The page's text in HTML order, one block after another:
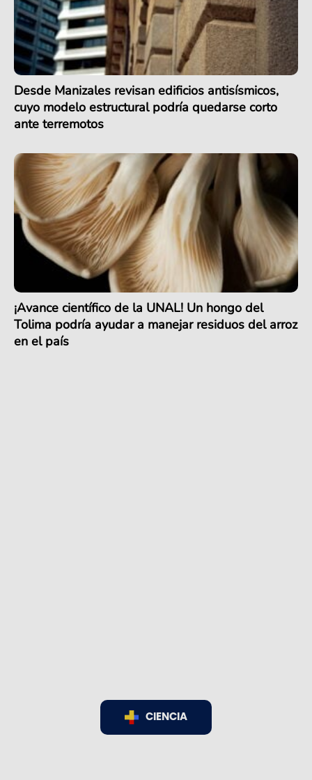
Desde Manizales revisan edificios antisísmicos,
cuyo modelo estructural podría quedarse corto
ante terremotos
¡Avance científico de la UNAL! Un hongo del
Tolima podría ayudar a manejar residuos del arroz
en el país
CIENCIA